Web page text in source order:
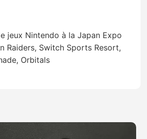
jeux Nintendo à la Japan Expo
Raiders, Switch Sports Resort,
Orbitals